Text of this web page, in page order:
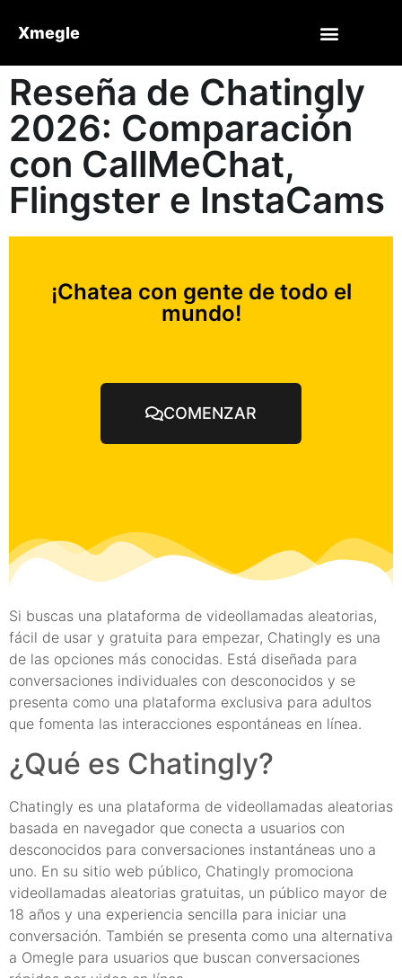
Xmegle
Reseña de Chatingly
2026: Comparación
con CallMeChat,
Flingster e InstaCams
¡Chatea con gente de todo el
mundo!
COMENZAR
Si buscas una plataforma de videollamadas aleatorias,
fácil de usar y gratuita para empezar, Chatingly es una
de las opciones más conocidas. Está diseñada para
conversaciones individuales con desconocidos y se
presenta como una plataforma exclusiva para adultos
que fomenta las interacciones espontáneas en línea.
¿Qué es Chatingly?
Chatingly es una plataforma de videollamadas aleatorias
basada en navegador que conecta a usuarios con
desconocidos para conversaciones instantáneas uno a
uno. En su sitio web público, Chatingly promociona
videollamadas aleatorias gratuitas, un público mayor de
18 años y una experiencia sencilla para iniciar una
conversación. También se presenta como una alternativa
a Omegle para usuarios que buscan conversaciones